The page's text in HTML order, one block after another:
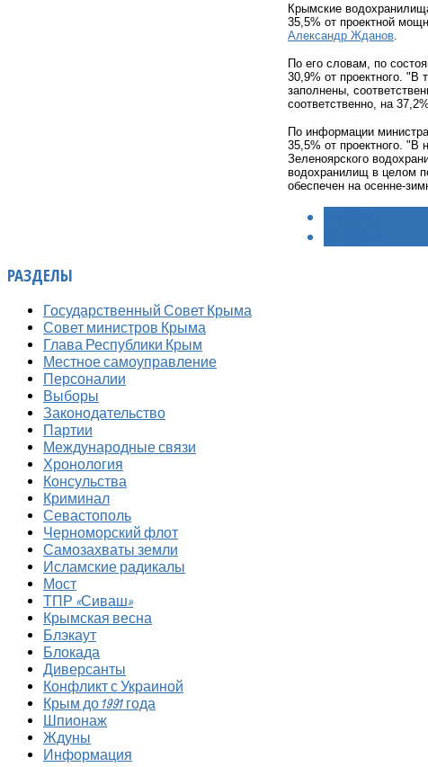
Крымские
35,5% от проектной
Александр Жданов
По его словам, по
30,9% от проектного.
заполнены,
соответственно, на
По информации
35,5% от проектного. "В
Зеленоярского
водохранилищ в целом
обеспечен на осенне-
РАЗДЕЛЫ
Государственный Совет Крыма
Совет министров Крыма
Глава Республики Крым
Местное самоуправление
Персоналии
Выборы
Законодательство
Партии
Международные связи
Хронология
Консульства
Криминал
Севастополь
Черноморский флот
Самозахваты земли
Исламские радикалы
Мост
ТПР «Сиваш»
Крымская весна
Блэкаут
Блокада
Диверсанты
Конфликт с Украиной
Крым до 1991 года
Шпионаж
Ждуны
Информация